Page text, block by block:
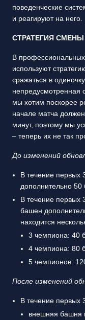
поведенческие
и реагируют на него.
СТРАТЕГИЯ
В профессиональных
используют
сражаться в
непредусмотренная
мы хотим поскорее
начале матча
минут, поэтому мы
– теперь их не так
До изменений
В течение первых
дополнительно 50
В течение первых
башен
находится
3 чемпиона: 40
4 чемпиона: 80
5 чемпионов:
После изменений
В течение первых
внешняя башня